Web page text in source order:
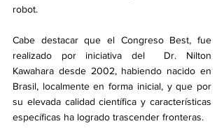
robot.
Cabe destacar que el Congreso Best, fue
realizado por iniciativa del  Dr. Nilton
Kawahara desde 2002, habiendo nacido en
Brasil, localmente en forma inicial, y que por
su elevada calidad científica y características
específicas ha logrado trascender fronteras.